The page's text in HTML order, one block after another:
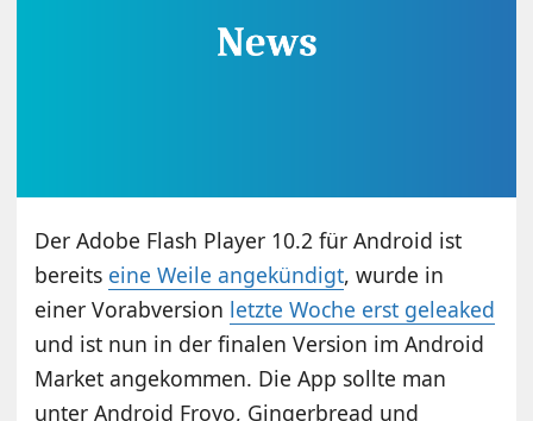
Der Adobe Flash Player 10.2 für Android ist
bereits eine Weile angekündigt, wurde in
einer Vorabversion letzte Woche erst geleaked
und ist nun in der finalen Version im Android
Market angekommen. Die App sollte man
unter Android Froyo, Gingerbread und